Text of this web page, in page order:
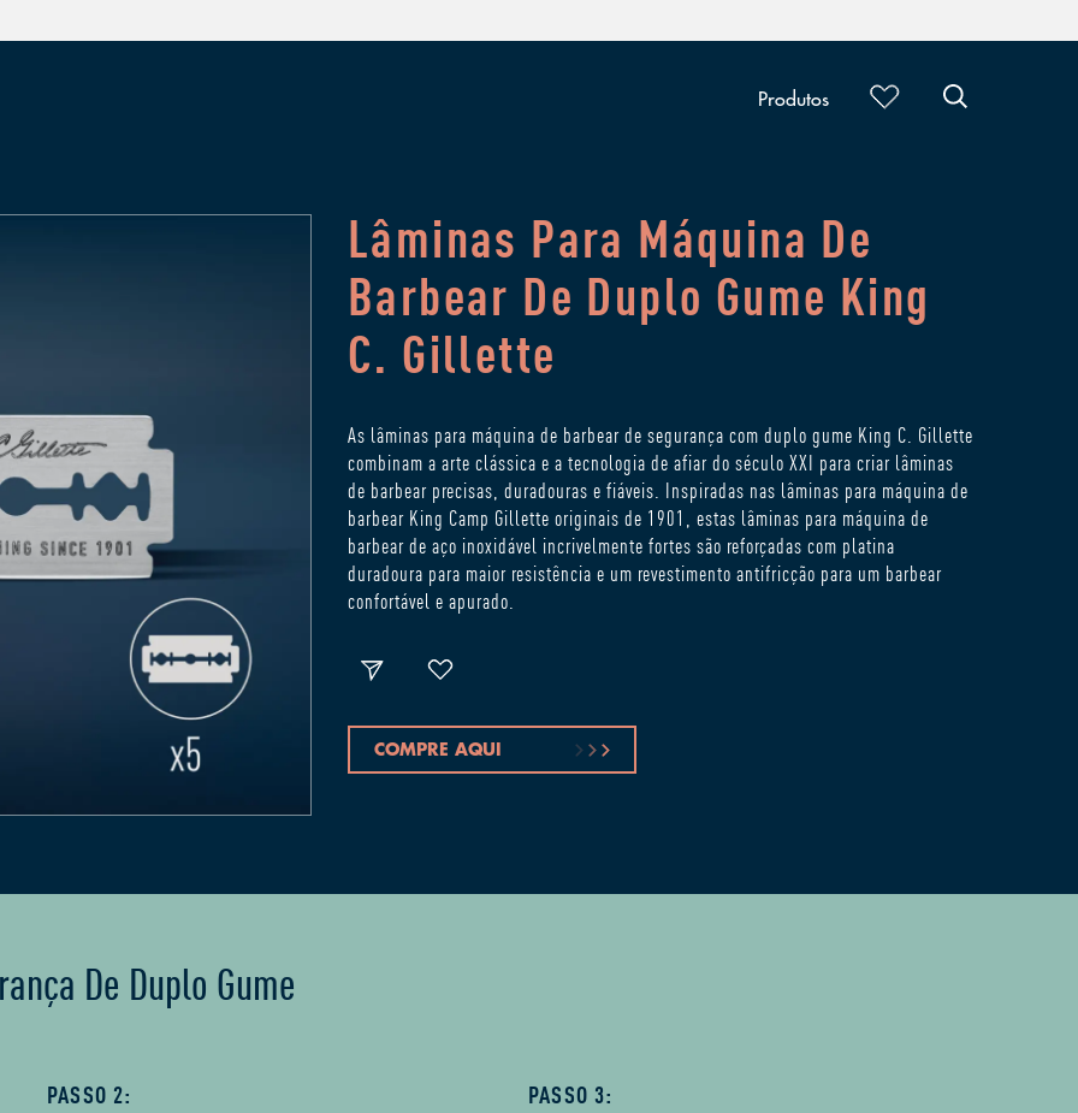
Produtos
Lâminas Para Máquina De
Barbear De Duplo Gume King
C. Gillette
As lâminas para máquina de barbear de segurança com duplo gume King C. Gillette
combinam a arte clássica e a tecnologia de afiar do século XXI para criar lâminas
de barbear precisas, duradouras e fiáveis. Inspiradas nas lâminas para máquina de
barbear King Camp Gillette originais de 1901, estas lâminas para máquina de
barbear de aço inoxidável incrivelmente fortes são reforçadas com platina
duradoura para maior resistência e um revestimento antifricção para um barbear
confortável e apurado.
COMPRE AQUI
De Duplo Gume
PASSO 2: PASSO 3: